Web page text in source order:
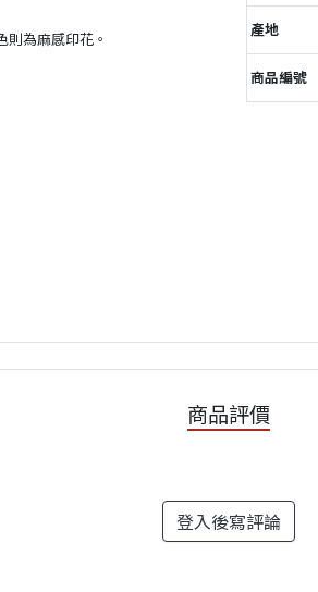
則為麻感印花。
產地
商品編號
商品評價
登入後寫評論